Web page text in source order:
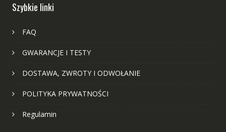
Szybkie linki
FAQ
GWARANCJE I TESTY
DOSTAWA, ZWROTY I ODWOŁANIE
POLITYKA PRYWATNOŚCI
Regulamin